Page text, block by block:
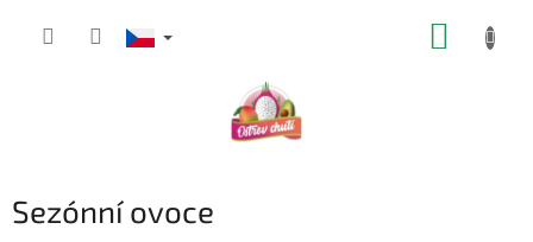
Sezónní ovoce